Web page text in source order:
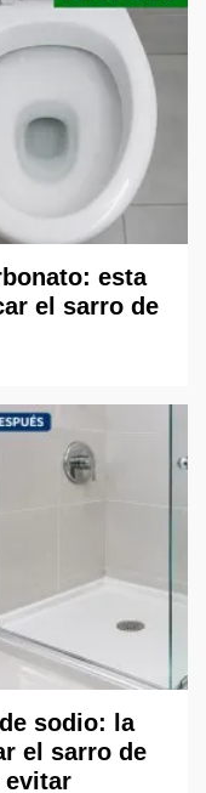
esta
el sarro de
sodio: la
el sarro de
evitar